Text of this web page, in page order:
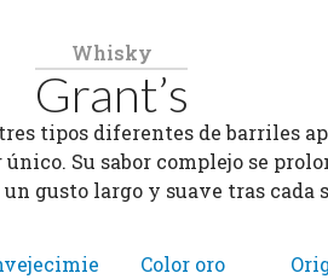
Whisky
Grant’s
tipos diferentes de barriles
Su sabor complejo se
gusto largo y suave tras cada
Color oro